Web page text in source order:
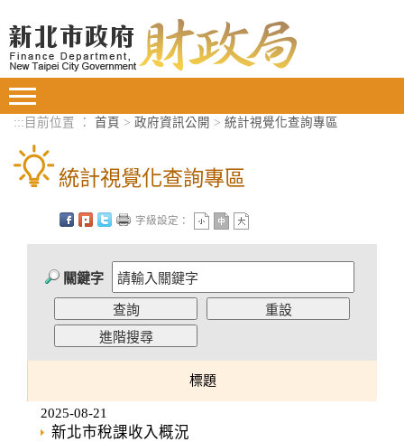
::: 目前位置 ： 首頁 > 政府資訊公開 > 統計視覺化查詢專區
統計視覺化查詢專區
字級設定：
關鍵字
標題
新北市稅課收入概況
2025-08-21